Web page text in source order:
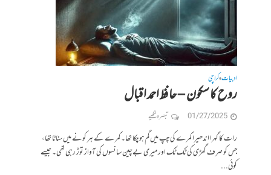
ادبیات•کراچی
روح کا سکون – حافظ احمد اقبال
01/27/2025 تبصرہ لکھیے
رات کا گہرا اندھیرا کمرے کی چپ میں گم ہو چکا تھا۔ کمرے کے ہر کونے میں سناٹا تھا،
جس کو صرف گھڑی کی ٹک ٹک اور میری بےچین سانسوں کی آواز توڑ رہی تھی۔ جیسے
کوئی...